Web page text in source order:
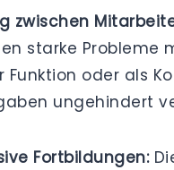
zwischen
starke Probleme
Funktion oder als
ungehindert
Fortbildungen: